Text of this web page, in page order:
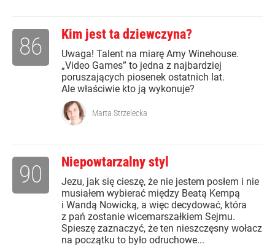
Kim jest ta dziewczyna?
Uwaga! Talent na miarę Amy Winehouse.
„Video Games” to jedna z najbardziej
poruszających piosenek ostatnich lat.
Ale właściwie kto ją wykonuje?
86
Marta Strzelecka
Niepowtarzalny styl
Jezu, jak się cieszę, że nie jestem posłem i nie
musiałem wybierać między Beatą Kempą
i Wandą Nowicką, a więc decydować, która
z pań zostanie wicemarszałkiem Sejmu.
Spieszę zaznaczyć, że ten nieszczęsny wołacz
na początku to było odruchowe...
90